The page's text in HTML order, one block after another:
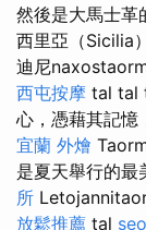
然後是大馬士革
西里亞（Sicilia
迪尼
西屯按摩 tal tal
心，憑藉其記憶
宜蘭 外燴
是夏天舉行的最
所
放鬆推薦 tal